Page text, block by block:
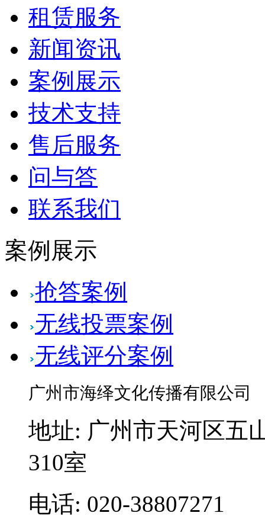
租赁服务
新闻资讯
案例展示
技术支持
售后服务
问与答
联系我们
案例展示
抢答案例
无线投票案例
无线评分案例
广州市海绎文化传播有限公司
地址: 广州市天河区五
310室
电话: 020-38807271